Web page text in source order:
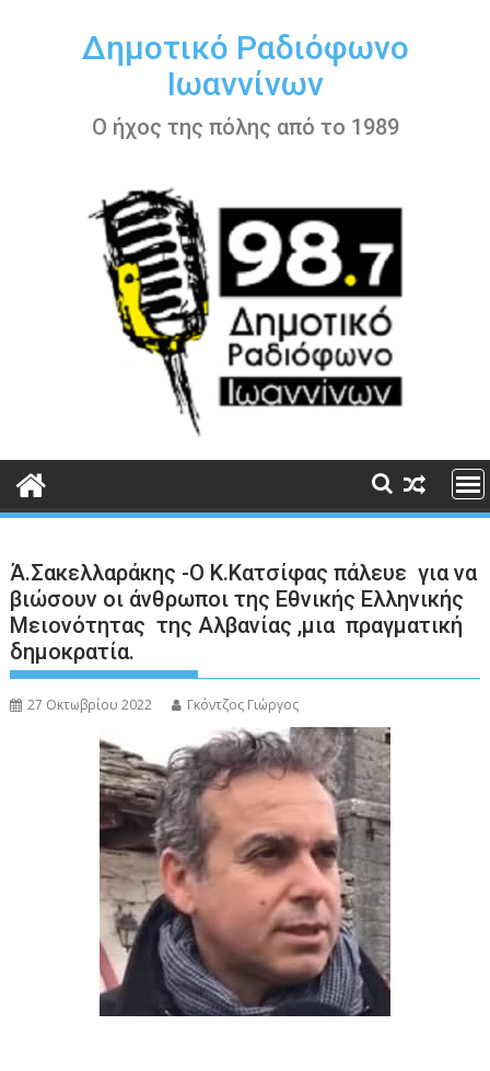
περιεχόμενοΔημοτικό Ραδιόφωνο
Ιωαννίνων
Ο ήχος της πόλης από το 1989
Ά.Σακελλαράκης -Ο Κ.Κατσίφας πάλευε για να
βιώσουν οι άνθρωποι της Εθνικής Ελληνικής
Μειονότητας της Αλβανίας ,μια πραγματική
δημοκρατία.
27 Οκτωβρίου 2022 Γκόντζος Γιώργος